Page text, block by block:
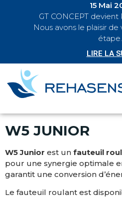
BREAKING
15 Mai
GT CONCEPT
Nous avons le plaisir
LIRE LA
W5 JUNIOR
W5 Junior est un fauteuil
pour une synergie optimale
garantit une conversion
Le fauteuil roulant est